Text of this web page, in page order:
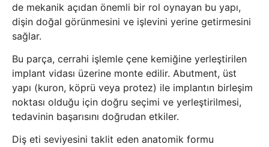
de mekanik açıdan önemli bir rol oynayan bu yapı,
dişin doğal görünmesini ve işlevini yerine getirmesini
sağlar.
Bu parça, cerrahi işlemle çene kemiğine yerleştirilen
implant vidası üzerine monte edilir. Abutment, üst
yapı (kuron, köprü veya protez) ile implantın birleşim
noktası olduğu için doğru seçimi ve yerleştirilmesi,
tedavinin başarısını doğrudan etkiler.
Diş eti seviyesini taklit eden anatomik formu